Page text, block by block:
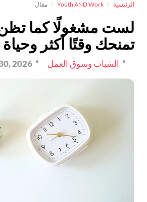
الرئيسية Youth AND Work مقال
تمنحك وقتًا أكثر
الشباب وسوق العمل 2026